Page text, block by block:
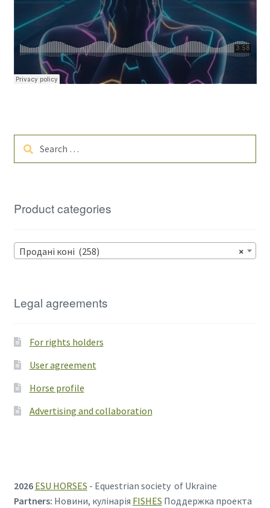
for:
Product categories
×
Продані коні (258)
Legal agreements
For rights holders
User agreement
Horse profile
Advertising and collaboration
2026 ESU HORSES - Equestrian society of Ukraine
Partners: Новини, кулінарія FISHES Поддержка проекта